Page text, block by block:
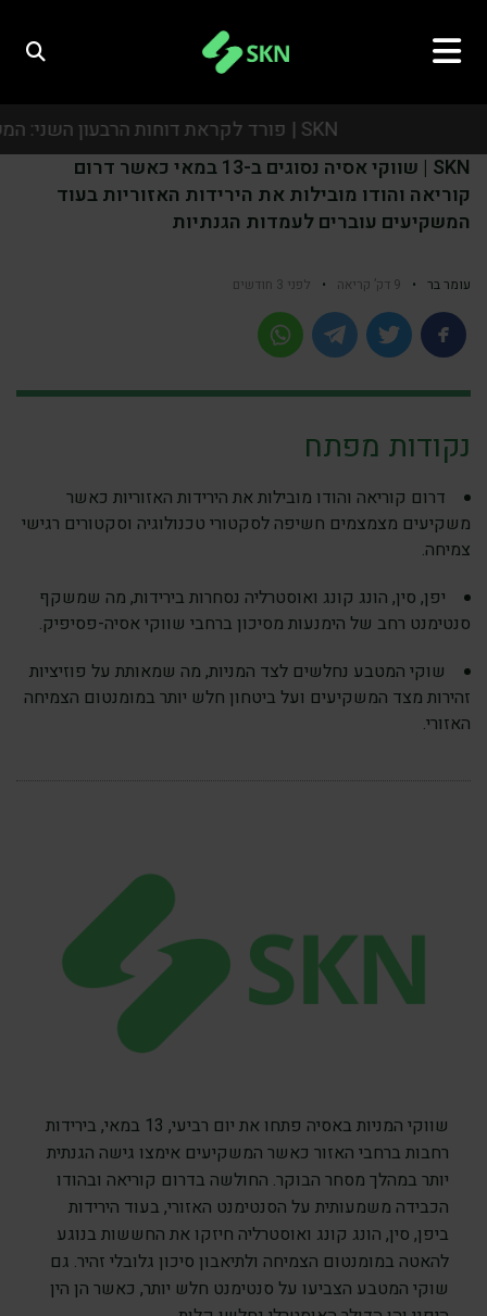
SKN | פורד לקראת דוחות הרבעון השני: המשקיעים יתמקדו ברווחיות, באסטרטגיית הרכב החשמלי ובתחזית לשנה
SKN | פורד לקראת דוחות הרבעון השני: המשקיעים יתמקדו ברווחיות, באסטרטגיית הרכב החשמלי ובתחזית לשנה
SKN | פורד לקראת דוחות הרבעון השני: המשקיעים יתמקדו ברווחיות, באסטרטגיית הרכב החשמלי ובתחזית לשנה
SKN | שווקי אסיה נסוגים ב-13 במאי כאשר דרום
קוריאה והודו מובילות את הירידות האזוריות בעוד
המשקיעים עוברים לעמדות הגנתיות
עומר בר • 9 דק’ קריאה • לפני 3 חודשים
נקודות מפתח
דרום קוריאה והודו מובילות את הירידות האזוריות כאשר
משקיעים מצמצמים חשיפה לסקטורי טכנולוגיה וסקטורים רגישי
צמיחה.
יפן, סין, הונג קונג ואוסטרליה נסחרות בירידות, מה שמשקף
סנטימנט רחב של הימנעות מסיכון ברחבי שווקי אסיה-פסיפיק.
שוקי המטבע נחלשים לצד המניות, מה שמאותת על פוזיציות
זהירות מצד המשקיעים ועל ביטחון חלש יותר במומנטום הצמיחה
האזורי.
שווקי המניות באסיה פתחו את יום רביעי, 13 במאי, בירידות
רחבות ברחבי האזור כאשר המשקיעים אימצו גישה הגנתית
יותר במהלך מסחר הבוקר. החולשה בדרום קוריאה ובהודו
הכבידה משמעותית על הסנטימנט האזורי, בעוד הירידות
ביפן, סין, הונג קונג ואוסטרליה חיזקו את החששות בנוגע
להאטה במומנטום הצמיחה ולתיאבון סיכון גלובלי זהיר. גם
שוקי המטבע הצביעו על סנטימנט חלש יותר, כאשר הן הין